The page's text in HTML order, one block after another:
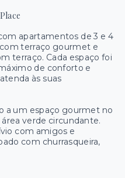
apartamentos de 3 e 4
terraço gourmet e
terraço. Cada espaço foi
de conforto e
às suas
a um espaço gourmet no
verde circundante.
com amigos e
com churrasqueira,